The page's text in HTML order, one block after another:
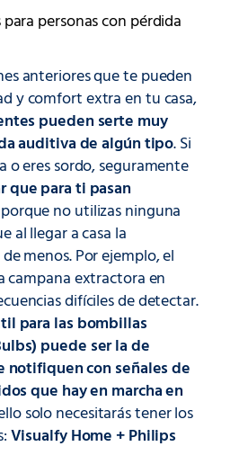
personas con pérdida
anteriores que te pueden
y comfort extra en tu casa,
pueden serte muy
auditiva de algún tipo. Si
eres sordo, seguramente
que para ti pasan
no utilizas ninguna
al llegar a casa la
menos. Por ejemplo, el
extractora en
difíciles de detectar.
para las bombillas
puede ser la de
notifiquen con señales de
que hay en marcha en
solo necesitarás tener los
Visualfy Home + Philips